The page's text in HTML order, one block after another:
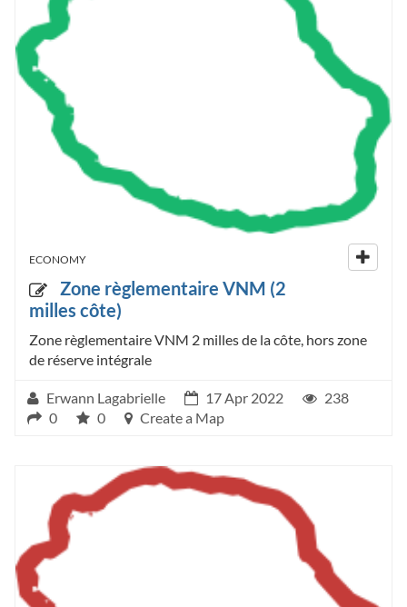
ECONOMY
Zone règlementaire VNM (2
milles côte)
Zone règlementaire VNM 2 milles de la côte, hors zone
de réserve intégrale
Erwann Lagabrielle 17 Apr 2022
238
0
0 Create a Map